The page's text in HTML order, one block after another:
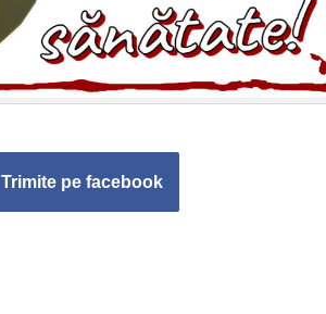
Trimite pe facebook